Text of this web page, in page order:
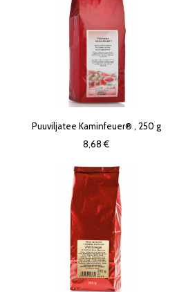
Puuviljatee Kaminfeuer® , 250 g
8,68 €